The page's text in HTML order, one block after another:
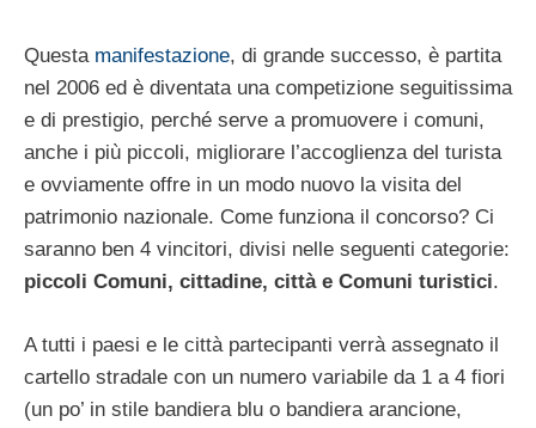
Questamanifestazione, di grande successo, è partita
nel 2006 ed è diventata una competizione seguitissima
e di prestigio, perché serve a promuovere i comuni,
anche i più piccoli, migliorare l’accoglienza del turista
e ovviamente offre in un modo nuovo la visita del
patrimonio nazionale. Come funziona il concorso? Ci
saranno ben 4 vincitori, divisi nelle seguenti categorie:
piccoli Comuni, cittadine, città e Comuni turistici.
A tutti i paesi e le città partecipanti verrà assegnato il
cartello stradale con un numero variabile da 1 a 4 fiori
(un po’ in stile bandiera blu o bandiera arancione,